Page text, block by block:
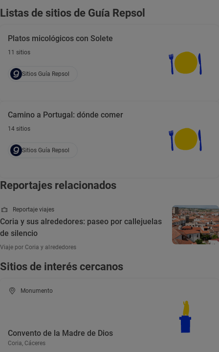
Listas de sitios de Guía Repsol
Platos micológicos con Solete
11 sitios
Sitios Guía Repsol
Camino a Portugal: dónde comer
14 sitios
Sitios Guía Repsol
Reportajes relacionados
Reportaje viajes
Coria y sus alrededores: paseo por callejuelas
de silencio
Viaje por Coria y alrededores
Sitios de interés cercanos
Monumento
Convento de la Madre de Dios
Coria, Cáceres